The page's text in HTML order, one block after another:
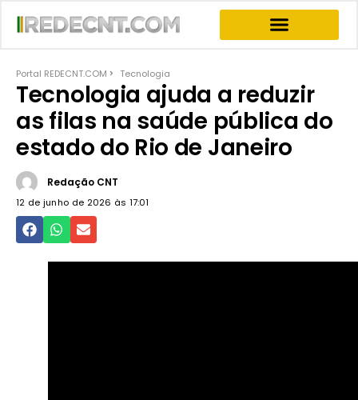
Portal REDECNT.COM Tecnologia
Tecnologia ajuda a reduzir
as filas na saúde pública do
estado do Rio de Janeiro
Redação CNT
12 de junho de 2026 às 17:01